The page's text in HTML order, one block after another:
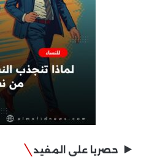
حصريا على المفيد